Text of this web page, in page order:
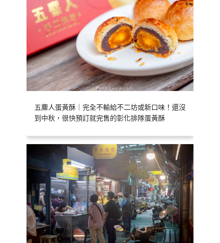
五麋人蛋黃酥｜完全不輸給不二坊或新口味！還沒
到中秋，很快預訂就完售的彰化排隊蛋黃酥